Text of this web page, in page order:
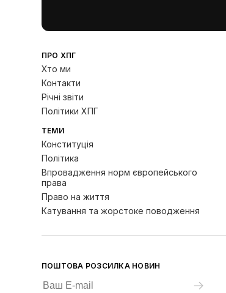
ПРО ХПГ
Хто ми
Контакти
Річні звіти
Політики ХПГ
ТЕМИ
Конституція
Політика
Впровадження норм європейського
права
Право на життя
Катування та жорстоке поводження
ПОШТОВА РОЗСИЛКА НОВИН